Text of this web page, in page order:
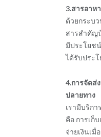
3.สารอาห
ด้วยกระบ
สารสำคัญ
มีประโยช
ได้รับประ
4.การจัดส่
ปลายทาง
เรามีบริก
คือ การเก็
จ่ายเงินเ